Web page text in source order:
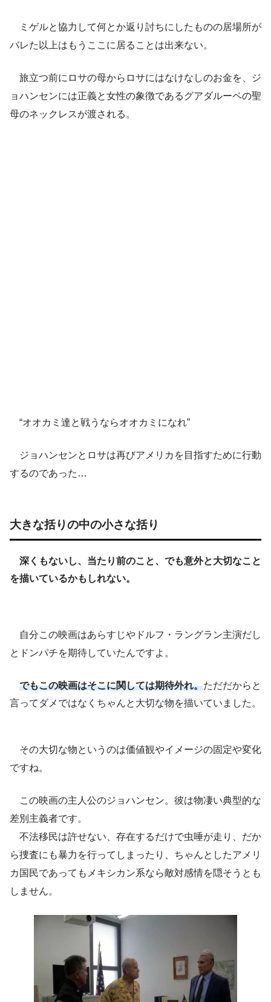
ミゲルと協力して何とか返り討ちにしたものの居場所が
バレた以上はもうここに居ることは出来ない。
旅立つ前にロサの母からロサにはなけなしのお金を、ジ
ョハンセンには正義と女性の象徴であるグアダルーペの聖
母のネックレスが渡される。
“オオカミ達と戦うならオオカミになれ”
ジョハンセンとロサは再びアメリカを目指すために行動
するのであった…
大きな括りの中の小さな括り
深くもないし、当たり前のこと、でも意外と大切なこと
を描いているかもしれない。
自分この映画はあらすじやドルフ・ラングラン主演だし
とドンパチを期待していたんですよ。
でもこの映画はそこに関しては期待外れ。ただだからと
言ってダメではなくちゃんと大切な物を描いていました。
その大切な物というのは価値観やイメージの固定や変化
ですね。
この映画の主人公のジョハンセン。彼は物凄い典型的な
差別主義者です。
不法移民は許せない、存在するだけで虫唾が走り、だか
ら捜査にも暴力を行ってしまったり、ちゃんとしたアメリ
カ国民であってもメキシカン系なら敵対感情を隠そうとも
しません。